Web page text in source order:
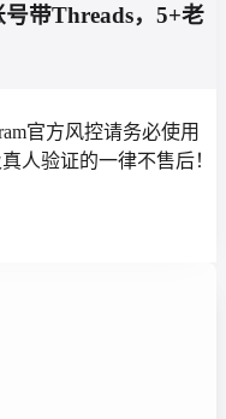
带Threads，5+老
官方风控请务必使用
人验证的一律不售后！